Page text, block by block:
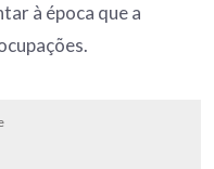
à época que a